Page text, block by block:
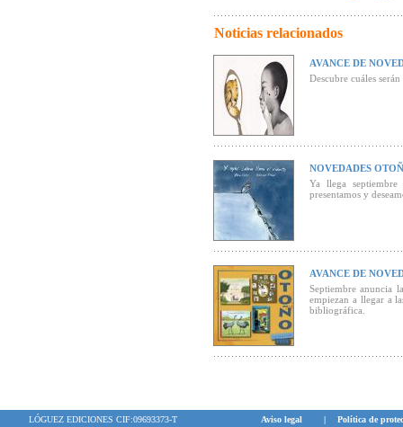
Noticias relacionados
AVANCE DE
Descubre cuáles
NOVEDADES
Ya llega
presentamos y
AVANCE DE
Septiembre anuncia
empiezan a llegar a
bibliográfica.
LÓGUEZ EDICIONES CIF:09693373-T Aviso legal | Política de